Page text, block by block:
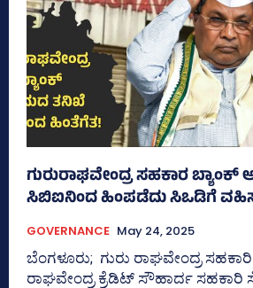
ಗುರುರಾಘವೇಂದ್ರ ಸಹಕಾರ ಬ್ಯಾಂಕ್‌
ಸಿಬಿಐನಿಂದ ಹಿಂಪಡೆದು ಸಿಒಡಿಗೆ
GOVERNANCE May 24, 2025
ಬೆಂಗಳೂರು; ಗುರು ರಾಘವೇಂದ್ರ ಸಹಕಾರಿ
ರಾಘವೇಂದ್ರ ಕ್ರೆಡಿಟ್‌ ಸೌಹಾರ್ದ ಸಹಕಾರಿ